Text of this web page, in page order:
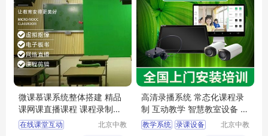
微课慕课系统整体搭建 精品
课网课直播课程 课程录制系
统方案
在线课堂互动
北京中教
高清录播系统 常态化课程录
制 互动教学 智慧教室设备 建
设方案
教学系统 录课设备
北京中教